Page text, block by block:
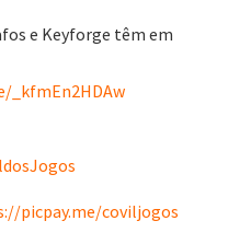
e Keyforge têm em
_kfmEn2HDAw
picpay.me/coviljogos